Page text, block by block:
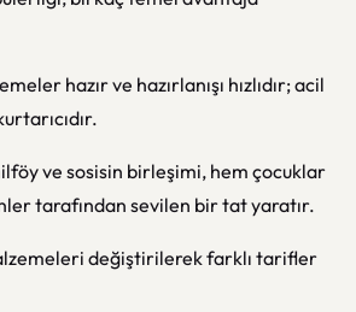
hazır ve hazırlanışı hızlıdır; acil
ve sosisin birleşimi, hem çocuklar
tarafından sevilen bir tat yaratır.
değiştirilerek farklı tarifler